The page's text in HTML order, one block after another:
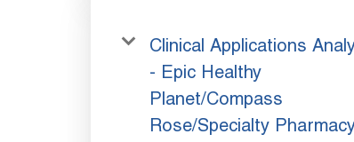
Clinical Applications
- Epic Healthy
Planet/Compass
Rose/Specialty